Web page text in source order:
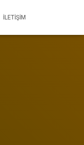
İLETIŞIM